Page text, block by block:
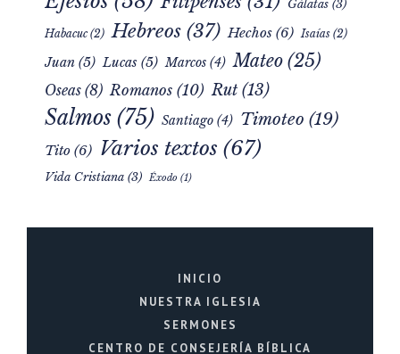
Efesios (58) Filipenses
Hebreos (37) Hechos (6) Isaías
Juan (5) Lucas Marcos (4) Mateo
Oseas(8) Romanos (13)
Salmos(75) Santiago (4) Timoteo
Tito (6) Varios textos (67)
INICIO
NUESTRA IGLESIA
SERMONES